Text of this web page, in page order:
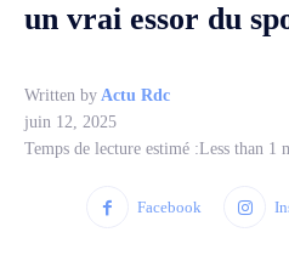
un vrai essor du
Written by Actu Rdc
juin 12, 2025
Temps de lecture estimé :Less than 1
Facebook